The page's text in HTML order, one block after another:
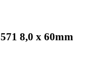
8,0 x 60mm